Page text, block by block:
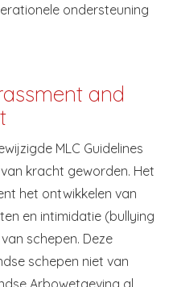
ondersteuning
and
MLC Guidelines
van kracht geworden. Het
het ontwikkelen van
en intimidatie (bullying
schepen. Deze
schepen niet van
Arbowetgeving al